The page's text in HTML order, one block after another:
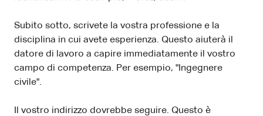
Subito sotto, scrivete la vostra professione e la
disciplina in cui avete esperienza. Questo aiuterà il
datore di lavoro a capire immediatamente il vostro
campo di competenza. Per esempio, "Ingegnere
civile".
Il vostro indirizzo dovrebbe seguire. Questo è